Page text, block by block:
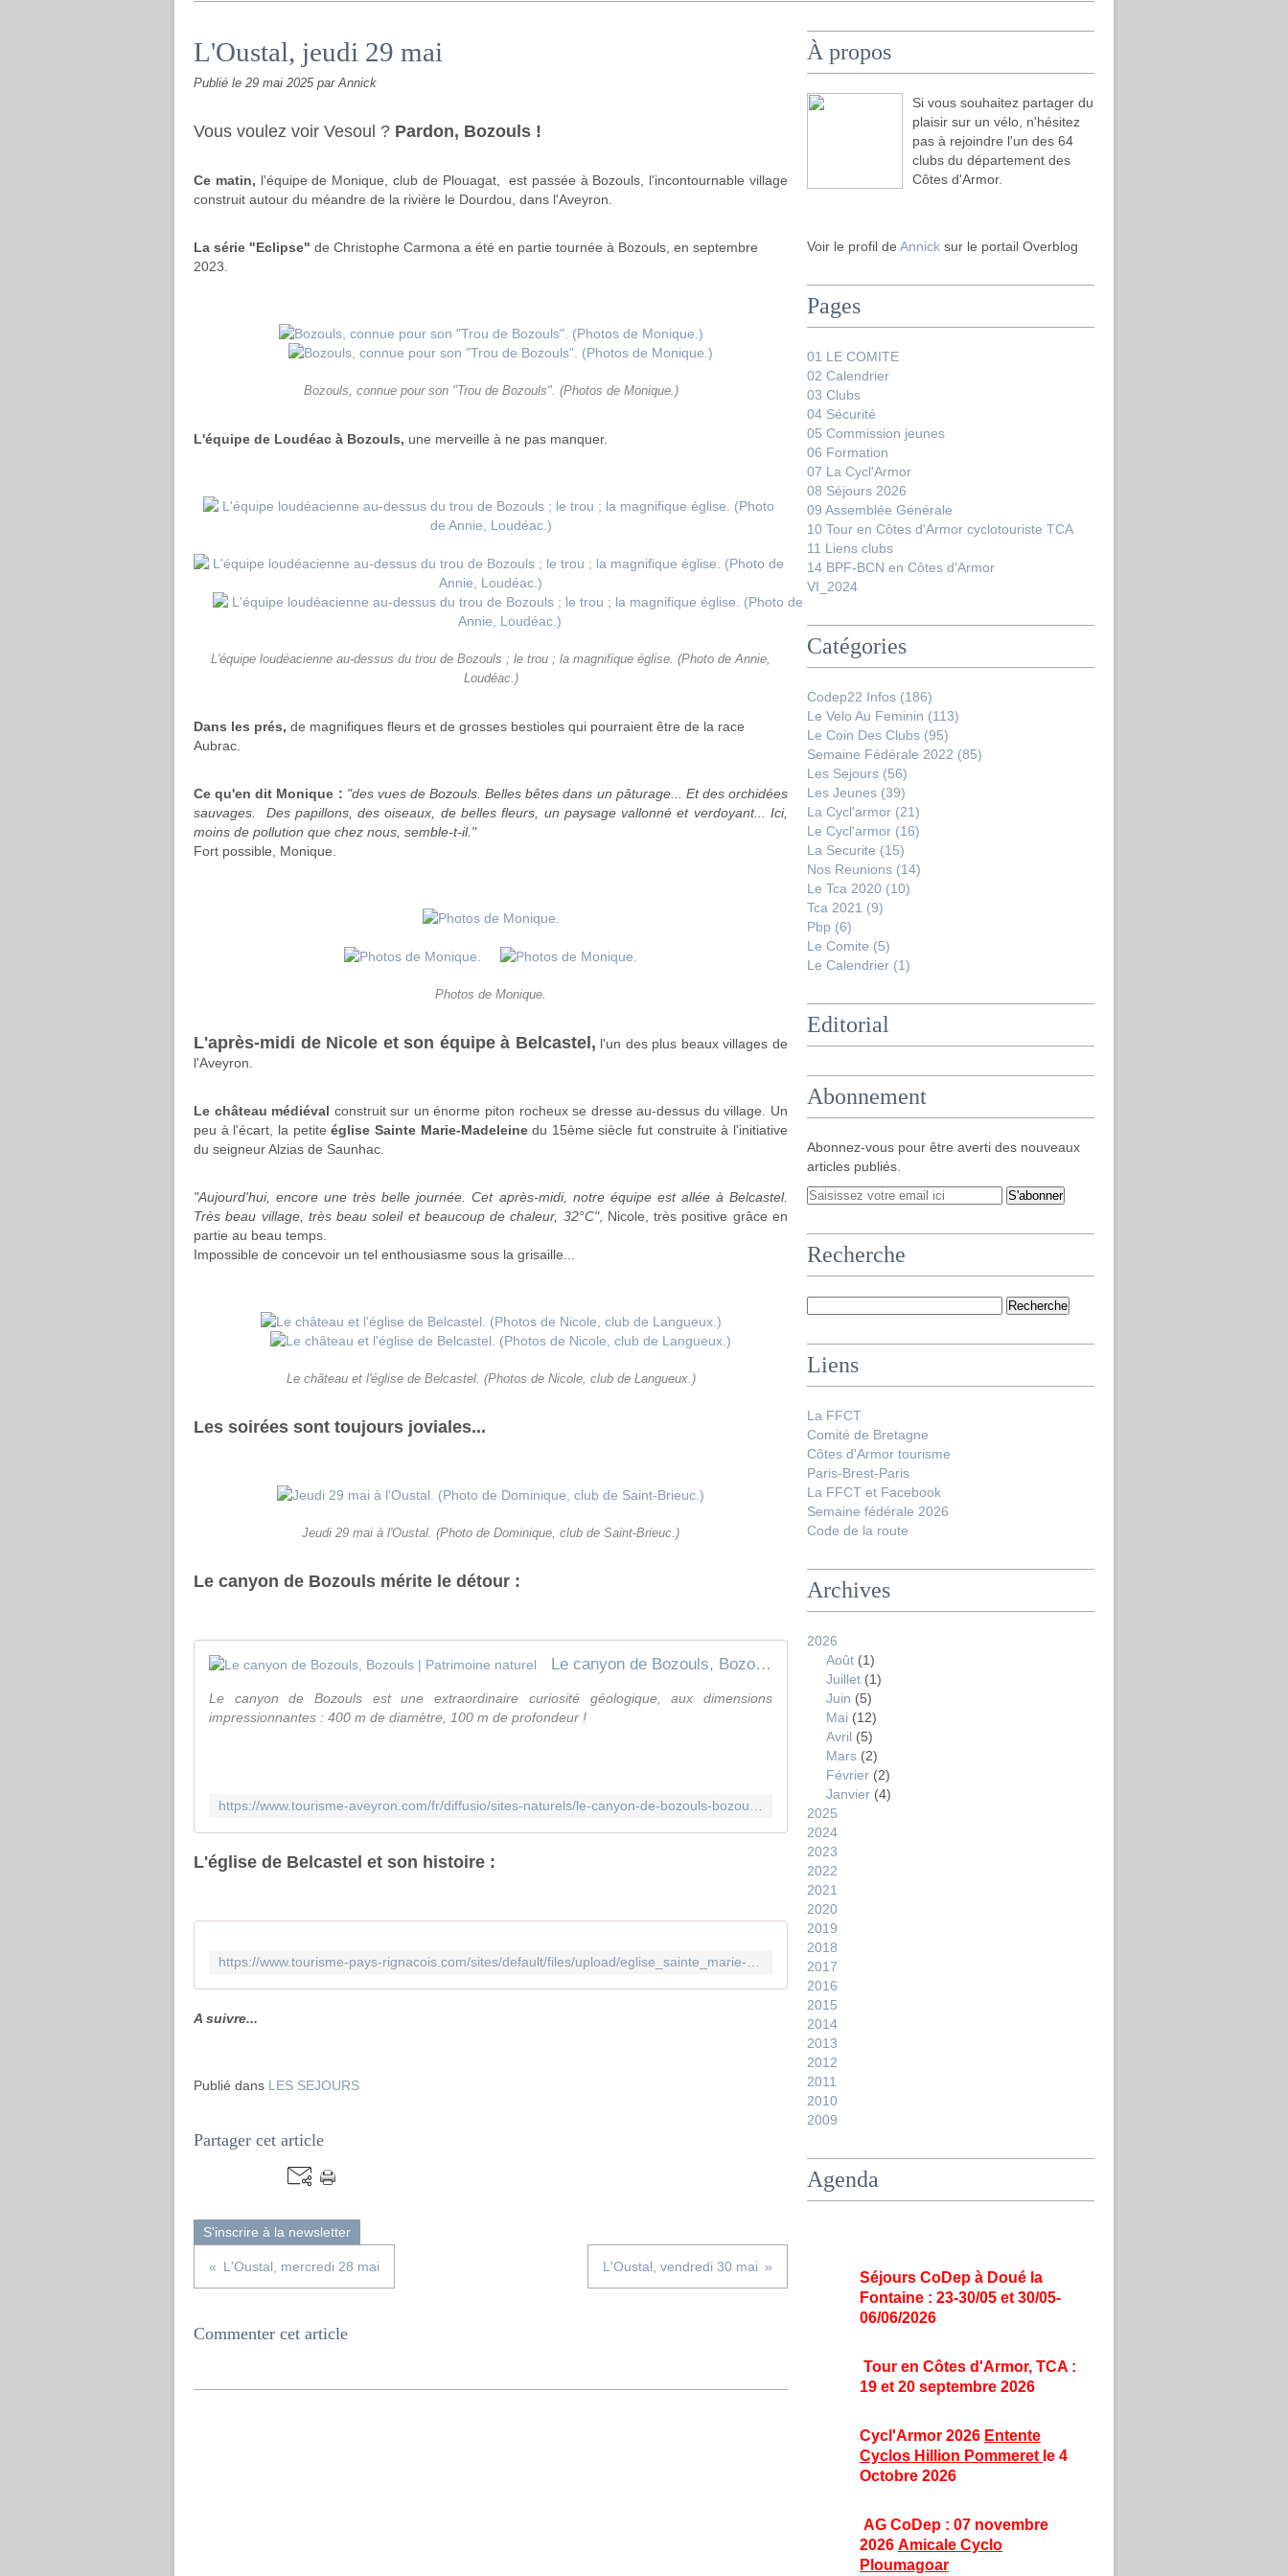
L'Oustal, jeudi 29 mai
Publié le 29 mai 2025 par Annick
Vous voulez voir Vesoul ? Pardon, Bozouls !
Ce matin, l'équipe de Monique, club de Plouagat, est passée à Bozouls, l'incontournable village
construit autour du méandre de la rivière le Dourdou, dans l'Aveyron.
La série "Eclipse" de Christophe Carmona a été en partie tournée à Bozouls, en septembre
2023.
Bozouls, connue pour son "Trou de Bozouls". (Photos de Monique.)
L'équipe de Loudéac à Bozouls, une merveille à ne pas manquer.
L'équipe loudéacienne au-dessus du trou de Bozouls ; le trou ; la magnifique église. (Photo de Annie,
Loudéac.)
Dans les prés, de magnifiques fleurs et de grosses bestioles qui pourraient être de la race
Aubrac.
Ce qu'en dit Monique : "des vues de Bozouls. Belles bêtes dans un pâturage... Et des orchidées
sauvages. Des papillons, des oiseaux, de belles fleurs, un paysage vallonné et verdoyant... Ici,
moins de pollution que chez nous, semble-t-il."
Fort possible, Monique.
Photos de Monique.
L'après-midi de Nicole et son équipe à Belcastel, l'un des plus beaux villages de
l'Aveyron.
Le château médiéval construit sur un énorme piton rocheux se dresse au-dessus du village. Un
peu à l'écart, la petiteéglise Sainte Marie-Madeleinedu 15ème siècle fut construite à l'initiative
du seigneur Alzias de Saunhac.
"Aujourd'hui, encore une très belle journée. Cet après-midi, notre équipe est allée à Belcastel.
Très beau village, très beau soleil et beaucoup de chaleur, 32°C", Nicole, très positive grâce en
partie au beau temps.
Impossible de concevoir un tel enthousiasme sous la grisaille...
Le château et l'église de Belcastel. (Photos de Nicole, club de Langueux.)
Les soirées sont toujours joviales...
Jeudi 29 mai à l'Oustal. (Photo de Dominique, club de Saint-Brieuc.)
Le canyon de Bozouls mérite le détour :
Le canyon de Bozouls, Bozouls | Patrimoine naturel
Le canyon de Bozouls est une extraordinaire curiosité géologique, aux dimensions
impressionnantes : 400 m de diamètre, 100 m de profondeur !
L'église de Belcastel et son histoire :
A suivre...
Publié dans LES SEJOURS
Partager cet article
S'inscrire à la newsletter
L'Oustal, mercredi 28 mai L'Oustal, vendredi 30 mai
Commenter cet article
À propos
Si vous souhaitez partager du
plaisir sur un vélo, n'hésitez
pas à rejoindre l'un des 64
clubs du département des
Côtes d'Armor.
Voir le profil de Annick sur le portail Overblog
Pages
01 LE COMITE
02 Calendrier
03 Clubs
04 Sécurité
05 Commission jeunes
06 Formation
07 La Cycl'Armor
08 Séjours 2026
09 Assemblée Générale
10 Tour en Côtes d'Armor cyclotouriste TCA
11 Liens clubs
14 BPF-BCN en Côtes d'Armor
VI_2024
Catégories
Codep22 Infos (186)
Le Velo Au Feminin (113)
Le Coin Des Clubs (95)
Semaine Fédérale 2022 (85)
Les Sejours (56)
Les Jeunes (39)
La Cycl'armor (21)
Le Cycl'armor (16)
La Securite (15)
Nos Reunions (14)
Le Tca 2020 (10)
Tca 2021 (9)
Pbp (6)
Le Comite (5)
Le Calendrier (1)
Editorial
Abonnement
Abonnez-vous pour être averti des nouveaux
articles publiés.
Recherche
Liens
La FFCT
Comité de Bretagne
Côtes d'Armor tourisme
Paris-Brest-Paris
La FFCT et Facebook
Semaine fédérale 2026
Code de la route
Archives
2026
Août (1)
Juillet (1)
Juin (5)
Mai (12)
Avril (5)
Mars (2)
Février (2)
Janvier (4)
2025
2024
2023
2022
2021
2020
2019
2018
2017
2016
2015
2014
2013
2012
2011
2010
2009
Agenda
Séjours CoDep à Doué la
Fontaine : 23-30/05 et 30/05-
06/06/2026
Tour en Côtes d'Armor, TCA :
19 et 20 septembre 2026
Cycl'Armor 2026 Entente
Cyclos Hillion Pommeret le 4
Octobre 2026
AG CoDep : 07 novembre
2026 Amicale Cyclo
Ploumagoar